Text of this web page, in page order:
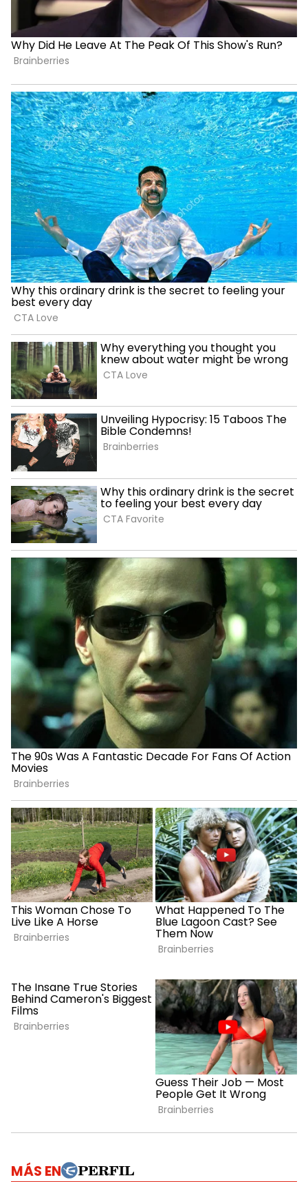
MÁS EN